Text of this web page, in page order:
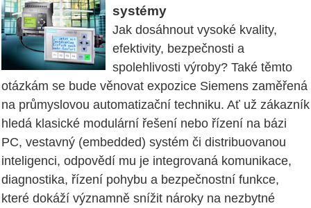
systémy
Jak dosáhnout vysoké kvality,
efektivity, bezpečnosti a
spolehlivosti výroby? Také těmto
otázkám se bude věnovat expozice Siemens zaměřená
na průmyslovou automatizační techniku. Ať už zákazník
hledá klasické modulární řešení nebo řízení na bázi
PC, vestavný (embedded) systém či distribuovanou
inteligenci, odpovědí mu je integrovaná komunikace,
diagnostika, řízení pohybu a bezpečnostní funkce,
které dokáží významně snížit nároky na nezbytné